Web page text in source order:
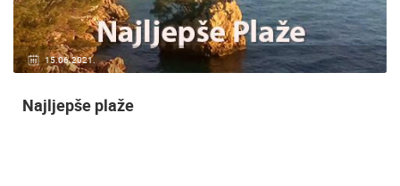
15.06.2021.
Najljepše plaže